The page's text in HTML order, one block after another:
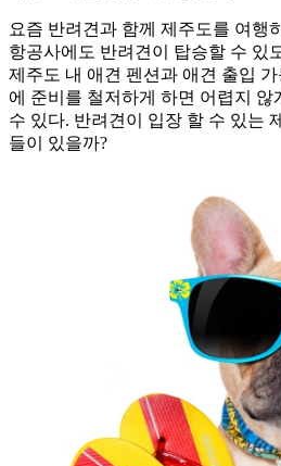
요즘 반려견과 함께 제주도를 여행
항공사에도 반려견이 탑승할 수 있
제주도 내 애견 펜션과 애견 출입
에 준비를 철저하게 하면 어렵지
수 있다. 반려견이 입장 할 수 있는
들이 있을까?